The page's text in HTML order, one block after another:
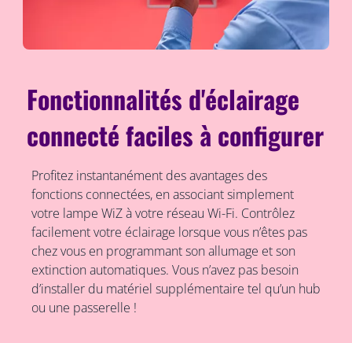
Fonctionnalités d'éclairage
connecté faciles à configurer
Profitez instantanément des avantages des
fonctions connectées, en associant simplement
votre lampe WiZ à votre réseau Wi-Fi. Contrôlez
facilement votre éclairage lorsque vous n’êtes pas
chez vous en programmant son allumage et son
extinction automatiques. Vous n’avez pas besoin
d’installer du matériel supplémentaire tel qu’un hub
ou une passerelle !